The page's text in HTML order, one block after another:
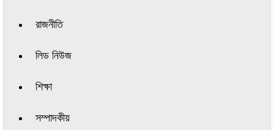
রাজনীতি
লিড নিউজ
শিক্ষা
সম্পাদকীয়